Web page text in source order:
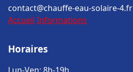
contact@chauffe-eau-solaire-4.fr
Accueil Informations
Horaires